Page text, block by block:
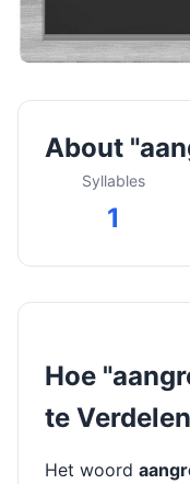
About
Syllables
1
Hoe
te Verdelen
Het woord